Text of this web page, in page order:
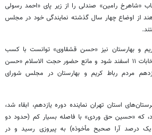
«شاهرخ رامین» صندلی را از زیر پای «احمد رسولی
از اوضاع چهار سال گذشته نمایندگی خود در مجلس
و بهارستان نیز «حسن قشقاوی» توانست با کسب
اکثریت آرا پیروز قاطع انتخابات ۱۱ اسفند شود و مانع حضور حجت الاسلام «حسن
مردم رباط کریم و بهارستان در مجلس شورای
استان تهران نماینده دوره یازدهم، ابقاء شد،
که «حسین حق وردی» با فاصله بسیار کم (حدود دو
یک درصد آرا صحیح مأخوذه) به پیروزی رسید و در